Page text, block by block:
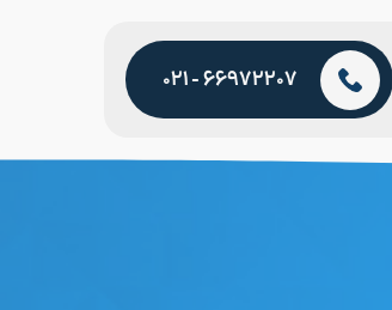
66972207 - 021